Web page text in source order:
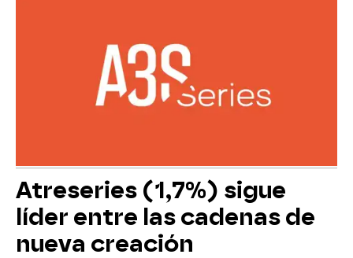
Atreseries (1,7%) sigue
líder entre las cadenas de
nueva creación